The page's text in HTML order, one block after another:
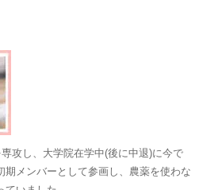
攻し、大学院在学中(後に中退)に今で
メンバーとして参画し、農薬を使わな